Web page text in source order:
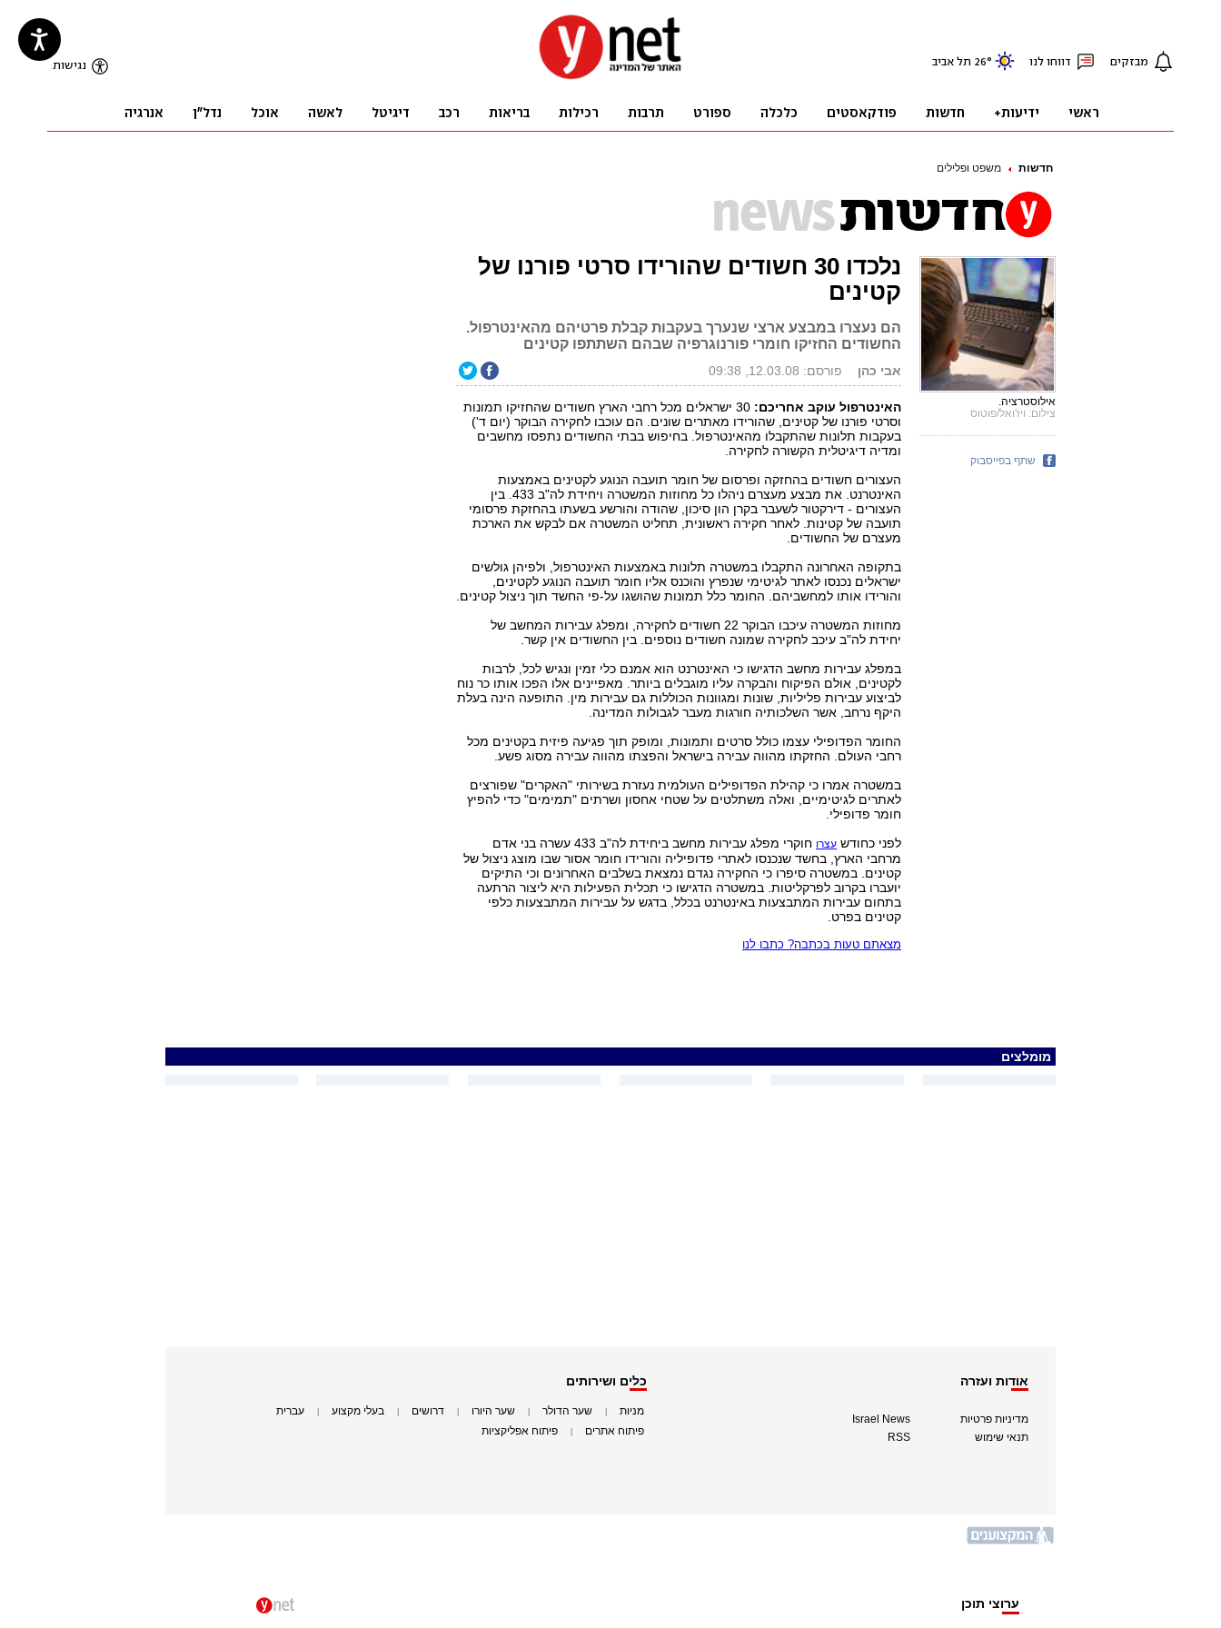
חדשות משפט ופלילים
נלכדו 30 חשודים שהורידו סרטי פורנו של
קטינים
הם נעצרו במבצע ארצי שנערך בעקבות קבלת פרטיהם מהאינטרפול.
החשודים החזיקו חומרי פורנוגרפיה שבהם השתתפו קטינים
אבי כהן פורסם: 12.03.08, 09:38
האינטרפול עוקב אחריכם:
30 ישראלים מכל רחבי הארץ חשודים שהחזיקו תמונות
וסרטי פורנו של קטינים, שהורידו מאתרים שונים. הם עוכבו לחקירה הבוקר (יום ד')
בעקבות תלונות שהתקבלו מהאינטרפול. בחיפוש בבתי החשודים נתפסו מחשבים
ומדיה דיגיטלית הקשורה לחקירה.
העצורים חשודים בהחזקה ופרסום של חומר תועבה הנוגע לקטינים באמצעות
האינטרנט. את מבצע מעצרם ניהלו כל מחוזות המשטרה ויחידת לה"ב 433. בין
העצורים - דירקטור לשעבר בקרן הון סיכון, שהודה והורשע בשעתו בהחזקת פרסומי
תועבה של קטינות. לאחר חקירה ראשונית, תחליט המשטרה אם לבקש את הארכת
מעצרם של החשודים.
בתקופה האחרונה התקבלו במשטרה תלונות באמצעות האינטרפול, ולפיהן גולשים
ישראלים נכנסו לאתר לגיטימי שנפרץ והוכנס אליו חומר תועבה הנוגע לקטינים,
והורידו אותו למחשביהם. החומר כלל תמונות שהושגו על-פי החשד תוך ניצול קטינים.
מחוזות המשטרה עיכבו הבוקר 22 חשודים לחקירה, ומפלג עבירות המחשב של
יחידת לה"ב עיכב לחקירה שמונה חשודים נוספים. בין החשודים אין קשר.
במפלג עבירות מחשב הדגישו כי האינטרנט הוא אמנם כלי זמין ונגיש לכל, לרבות
לקטינים, אולם הפיקוח והבקרה עליו מוגבלים ביותר. מאפיינים אלו הפכו אותו כר נוח
לביצוע עבירות פליליות, שונות ומגוונות הכוללות גם עבירות מין. התופעה הינה בעלת
היקף נרחב, אשר השלכותיה חורגות מעבר לגבולות המדינה.
החומר הפדופילי עצמו כולל סרטים ותמונות, ומופק תוך פגיעה פיזית בקטינים מכל
רחבי העולם. החזקתו מהווה עבירה בישראל והפצתו מהווה עבירה מסוג פשע.
במשטרה אמרו כי קהילת הפדופילים העולמית נעזרת בשירותי "האקרים" שפורצים
לאתרים לגיטימיים, ואלה משתלטים על שטחי אחסון ושרתים "תמימים" כדי להפיץ
חומר פדופילי.
לפני כחודש עצרו
חוקרי מפלג עבירות מחשב ביחידת לה"ב 433 עשרה בני אדם
מרחבי הארץ, בחשד שנכנסו לאתרי פדופיליה והורידו חומר אסור שבו מוצג ניצול של
קטינים. במשטרה סיפרו כי החקירה נגדם נמצאת בשלבים האחרונים וכי התיקים
יועברו בקרוב לפרקליטות. במשטרה הדגישו כי תכלית הפעילות היא ליצור הרתעה
בתחום עבירות המתבצעות באינטרנט בכלל, בדגש על עבירות המתבצעות כלפי
קטינים בפרט.
מצאתם טעות בכתבה? כתבו לנו
אילוסטרציה.
צילום: ויז'ואל/פוטוס
שתף בפייסבוק
מומלצים
אודות ועזרה
מדיניות פרטיות
תנאי שימוש
Israel News
RSS
כלים ושירותים
מניות שער הדולר שער היורו דרושים בעלי מקצוע עברית
פיתוח אתרים פיתוח אפליקציות
ערוצי תוכן